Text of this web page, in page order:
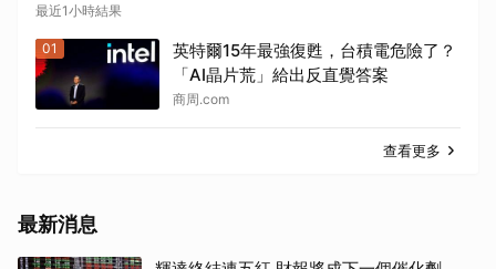
最近1小時結果
01
英特爾15年最強復甦，台積電危險了？
「AI晶片荒」給出反直覺答案
商周.com
查看更多
最新消息